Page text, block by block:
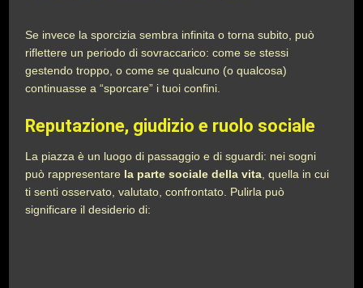
Se invece la sporcizia sembra infinita o torna subito, può
riflettere un periodo di sovraccarico: come se stessi
gestendo troppo, o come se qualcuno (o qualcosa)
continuasse a “sporcare” i tuoi confini.
Reputazione, giudizio e ruolo sociale
La piazza è un luogo di passaggio e di sguardi: nei sogni
può rappresentare la parte sociale della vita , quella in cui
ti senti osservato, valutato, confrontato. Pulirla può
significare il desiderio di: